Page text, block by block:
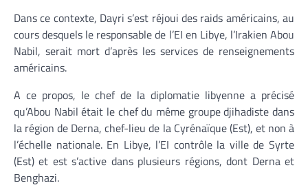
Dans ce contexte, Dayri s’est réjoui des raids américains, au
cours desquels le responsable de l’EI en Libye, l’Irakien Abou
Nabil, serait mort d’après les services de renseignements
américains.
A ce propos, le chef de la diplomatie libyenne a précisé
qu’Abou Nabil était le chef du même groupe djihadiste dans
la région de Derna, chef-lieu de la Cyrénaïque (Est), et non à
l’échelle nationale. En Libye, l’EI contrôle la ville de Syrte
(Est) et est s’active dans plusieurs régions, dont Derna et
Benghazi.